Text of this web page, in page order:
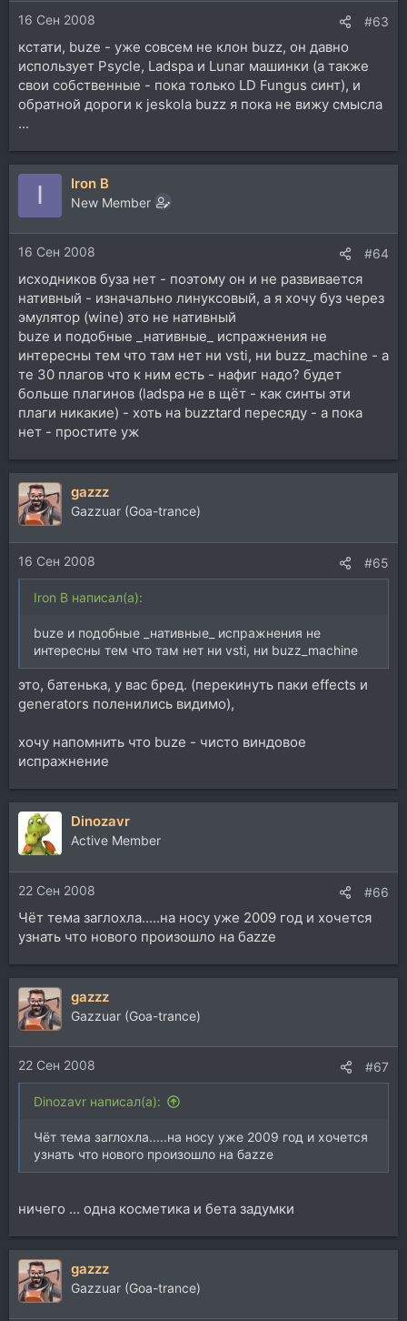
16 Сен 2008 #63
кстати, buze - уже совсем не клон buzz, он давно
использует Psycle, Ladspa и Lunar машинки (а также
свои собственные - пока только LD Fungus синт), и
обратной дороги к jeskola buzz я пока не вижу смысла
...
I Iron B
New Member
16 Сен 2008 #64
исходников буза нет - поэтому он и не развивается
нативный - изначально линуксовый, а я хочу буз через
эмулятор (wine) это не нативный
buze и подобные _нативные_ испражнения не
интересны тем что там нет ни vsti, ни buzz_machine - а
те 30 плагов что к ним есть - нафиг надо? будет
больше плагинов (ladspa не в щёт - как синты эти
плаги никакие) - хоть на buzztard пересяду - а пока
нет - простите уж
gazzz
Gazzuar (Goa-trance)
16 Сен 2008 #65
Iron B написал(а):
buze и подобные _нативные_ испражнения не
интересны тем что там нет ни vsti, ни buzz_machine
это, батенька, у вас бред. (перекинуть паки effects и
generators поленились видимо),
хочу напомнить что buze - чисто виндовое
испражнение
Dinozavr
Active Member
22 Сен 2008 #66
Чёт тема заглохла.....на носу уже 2009 год и хочется
узнать что нового произошло на баzzе
gazzz
Gazzuar (Goa-trance)
22 Сен 2008 #67
Dinozavr написал(а):
Чёт тема заглохла.....на носу уже 2009 год и хочется
узнать что нового произошло на баzzе
ничего ... одна косметика и бета задумки
gazzz
Gazzuar (Goa-trance)